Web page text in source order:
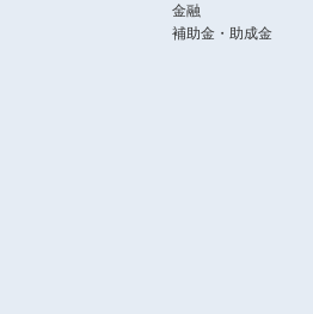
金融
補助金・助成金